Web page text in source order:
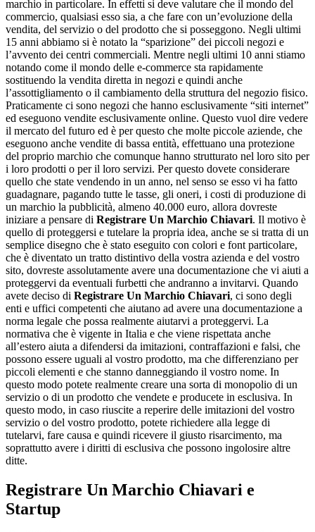
marchio in particolare. In effetti si deve valutare che il mondo del
commercio, qualsiasi esso sia, a che fare con un’evoluzione della
vendita, del servizio o del prodotto che si posseggono. Negli ultimi
15 anni abbiamo si è notato la “sparizione” dei piccoli negozi e
l’avvento dei centri commerciali. Mentre negli ultimi 10 anni stiamo
notando come il mondo delle e-commerce sta rapidamente
sostituendo la vendita diretta in negozi e quindi anche
l’assottigliamento o il cambiamento della struttura del negozio fisico.
Praticamente ci sono negozi che hanno esclusivamente “siti internet”
ed eseguono vendite esclusivamente online. Questo vuol dire vedere
il mercato del futuro ed è per questo che molte piccole aziende, che
eseguono anche vendite di bassa entità, effettuano una protezione
del proprio marchio che comunque hanno strutturato nel loro sito per
i loro prodotti o per il loro servizi. Per questo dovete considerare
quello che state vendendo in un anno, nel senso se esso vi ha fatto
guadagnare, pagando tutte le tasse, gli oneri, i costi di produzione di
un marchio la pubblicità, almeno 40.000 euro, allora dovreste
iniziare a pensare di Registrare Un Marchio Chiavari. Il motivo è
quello di proteggersi e tutelare la propria idea, anche se si tratta di un
semplice disegno che è stato eseguito con colori e font particolare,
che è diventato un tratto distintivo della vostra azienda e del vostro
sito, dovreste assolutamente avere una documentazione che vi aiuti a
proteggervi da eventuali furbetti che andranno a invitarvi. Quando
avete deciso di Registrare Un Marchio Chiavari, ci sono degli
enti e uffici competenti che aiutano ad avere una documentazione a
norma legale che possa realmente aiutarvi a proteggervi. La
normativa che è vigente in Italia e che viene rispettata anche
all’estero aiuta a difendersi da imitazioni, contraffazioni e falsi, che
possono essere uguali al vostro prodotto, ma che differenziano per
piccoli elementi e che stanno danneggiando il vostro nome. In
questo modo potete realmente creare una sorta di monopolio di un
servizio o di un prodotto che vendete e producete in esclusiva. In
questo modo, in caso riuscite a reperire delle imitazioni del vostro
servizio o del vostro prodotto, potete richiedere alla legge di
tutelarvi, fare causa e quindi ricevere il giusto risarcimento, ma
soprattutto avere i diritti di esclusiva che possono ingolosire altre
ditte.
Registrare Un Marchio Chiavari e
Startup